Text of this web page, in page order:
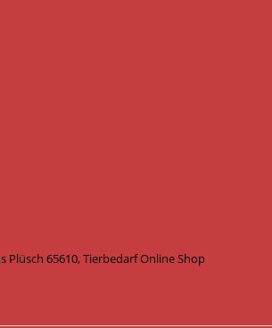
65610, Tierbedarf Online Shop